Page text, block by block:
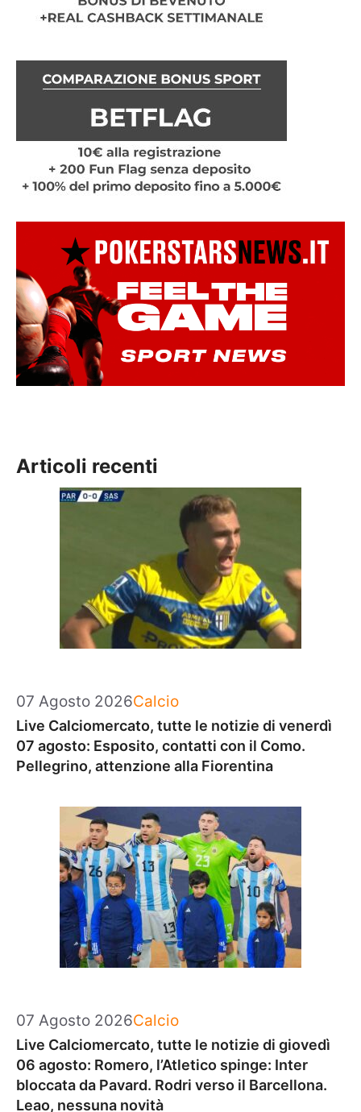
Articoli recenti
07 Agosto 2026Categorie
Calcio
Live Calciomercato, tutte le notizie di venerdì
07 agosto: Esposito, contatti con il Como.
Pellegrino, attenzione alla Fiorentina
07 Agosto 2026Categorie
Calcio
Live Calciomercato, tutte le notizie di giovedì
06 agosto: Romero, l’Atletico spinge: Inter
bloccata da Pavard. Rodri verso il Barcellona.
Leao, nessuna novità